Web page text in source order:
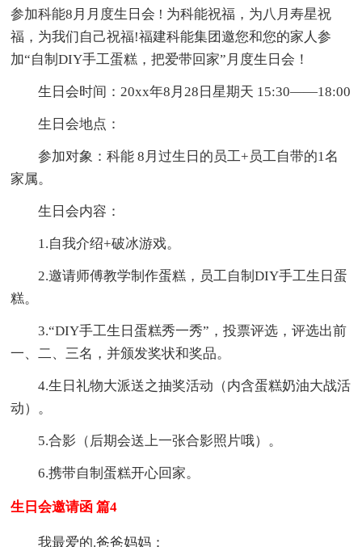
参加科能8月月度生日会 ! 为科能祝福，为八月寿星祝
福，为我们自己祝福!福建科能集团邀您和您的家人参
加“自制DIY手工蛋糕，把爱带回家”月度生日会！
生日会时间：20xx年8月28日星期天 15:30——18:00
生日会地点：
参加对象：科能 8月过生日的员工+员工自带的1名
家属。
生日会内容：
1.自我介绍+破冰游戏。
2.邀请师傅教学制作蛋糕，员工自制DIY手工生日蛋
糕。
3.“DIY手工生日蛋糕秀一秀”，投票评选，评选出前
一、二、三名，并颁发奖状和奖品。
4.生日礼物大派送之抽奖活动（内含蛋糕奶油大战活
动）。
5.合影（后期会送上一张合影照片哦）。
6.携带自制蛋糕开心回家。
生日会邀请函 篇4
我最爱的.爸爸妈妈：